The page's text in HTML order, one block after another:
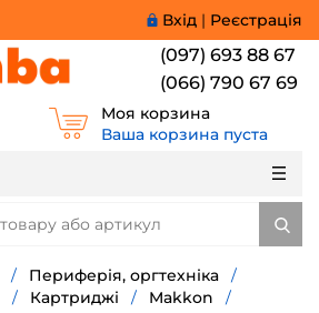
Вхід | Реєстрація
(097) 693 88 67
(066) 790 67 69
Моя корзина
Ваша корзина пуста
/ Периферія, оргтехніка
/
/ Картриджі / Makkon /